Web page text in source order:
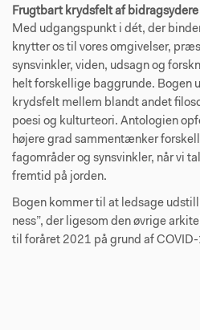
Frugtbart krydsfelt af bidragsydere
Med udgangspunkt i dét, der
knytter os til vores omgivelser,
synsvinkler, viden, udsagn og
helt forskellige baggrunde. Bogen
krydsfelt mellem blandt andet
poesi og kulturteori. Antologien
højere grad sammentænker
fagområder og synsvinkler, når vi
fremtid på jorden.
Bogen kommer til at ledsage
ness”, der ligesom den øvrige
til foråret 2021 på grund af